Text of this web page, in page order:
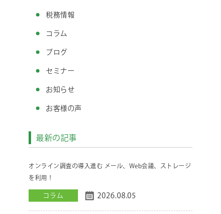
税務情報
コラム
ブログ
セミナー
お知らせ
お客様の声
最新の記事
オンライン調査の導入進む メール、Web会議、ストレージ
を利用！
コラム 2026.08.05